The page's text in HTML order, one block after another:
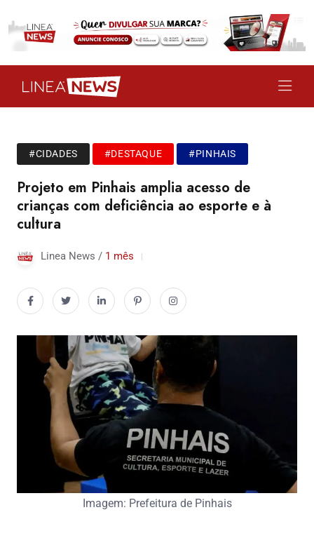
#CIDADES #DESTAQUE #PINHAIS
Projeto em Pinhais amplia acesso de
crianças com deficiência ao esporte e à
cultura
Linea News / 1 mês
Imagem: Prefeitura de Pinhais